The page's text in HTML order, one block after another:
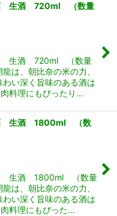
生酒 720ml （数量
生酒 720ml （数量
は、朝比奈の米の力、
い深く旨味のある酒は
料理にもぴったり…
生酒 1800ml （数
生酒 1800ml （数量
は、朝比奈の米の力、
い深く旨味のある酒は
料理にもぴった…